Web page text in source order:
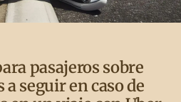
pasajeros sobre
a seguir en caso de